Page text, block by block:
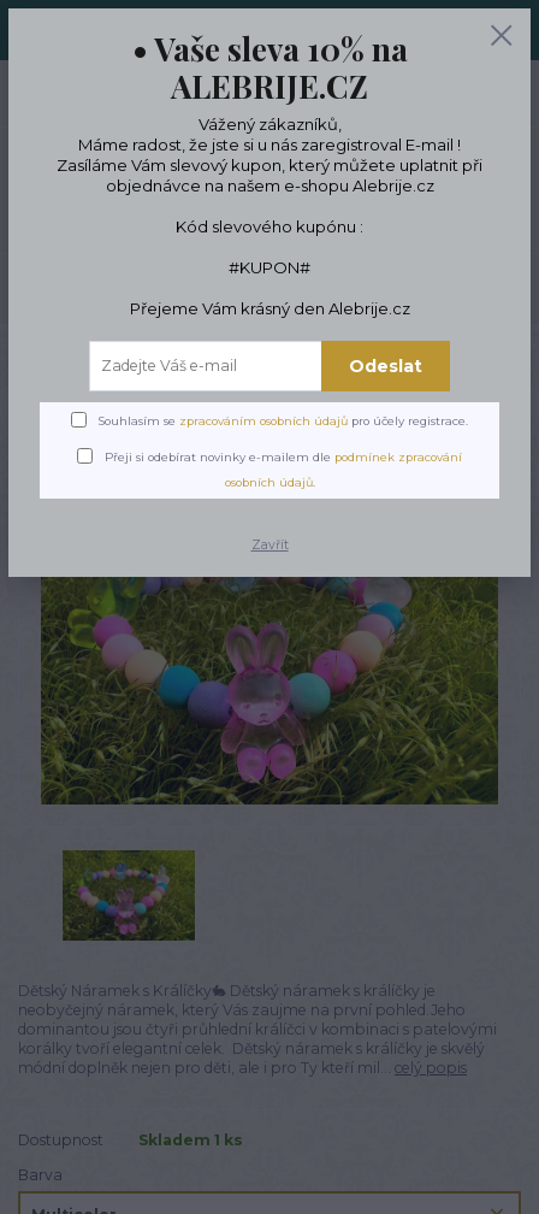
LIMITKÁCH
Menu
Dětský náramek s králičky
Dětský Náramek s Králíčky🐇 Dětský náramek s králíčky je
neobyčejný náramek, který Vás zaujme na první pohled.Jeho
dominantou jsou čtyři průhlední králíčci v kombinaci s patelovými
korálky tvoří elegantní celek. Dětský náramek s králíčky je skvělý
módní doplněk nejen pro děti, ale i pro Ty kteří mil... celý popis
Dostupnost
Skladem 1 ks
Barva
• Vaše sleva 10% na
ALEBRIJE.CZ
Vážený zákazníků,
Máme radost, že jste si u nás zaregistroval E-mail !
Zasíláme Vám slevový kupon, který můžete uplatnit při
objednávce na našem e-shopu Alebrije.cz
Kód slevového kupónu :
#KUPON#
Přejeme Vám krásný den Alebrije.cz
Odeslat
Souhlasím se zpracováním osobních údajů pro účely registrace.
Přeji si odebírat novinky e-mailem dle podmínek zpracování
osobních údajů.
Zavřít